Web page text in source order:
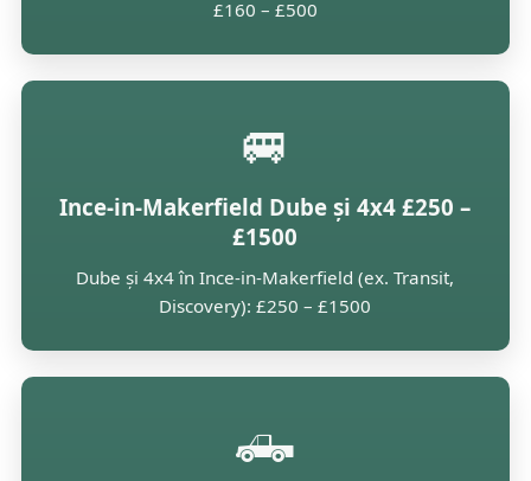
£160 – £500
🚐
Ince-in-Makerfield Dube și 4x4 £250 –
£1500
Dube și 4x4 în Ince-in-Makerfield (ex. Transit,
Discovery): £250 – £1500
🛻